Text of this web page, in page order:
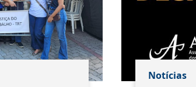
Notícias